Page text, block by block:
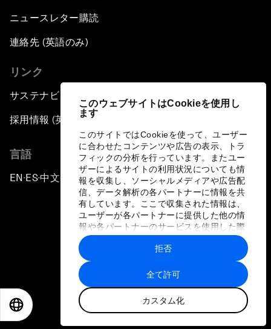
このウェブサイトはCookieを使用し
ます
このサイトではCookieを使って、ユーザー
に合わせたコンテンツや広告の表示、トラ
フィックの分析を行っています。またユー
ザーによるサイトの利用状況についても情
報を収集し、ソーシャルメディアや広告配
信、データ解析の各パートナーに情報を共
有しています。ここで収集された情報は、
ユーザーが各パートナーに提供した他の情
報や各パートナーのサービスを使用した際
に収集された情報と組み合わされ、各パー
トナーによって使用されることがありま
す。
全て許可
カスタム化
拒否
ニュースレター購読
連絡先 (英語のみ)
リンク
サステナビリティへの取り組み
採用情報 (英語のみ)
言語
EN ▪ES▪中文▪ 日本語
プライバシーポリシーと利用規約
サイトマップ
©
世界経済フォーラム